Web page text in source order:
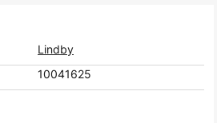
Lindby
10041625